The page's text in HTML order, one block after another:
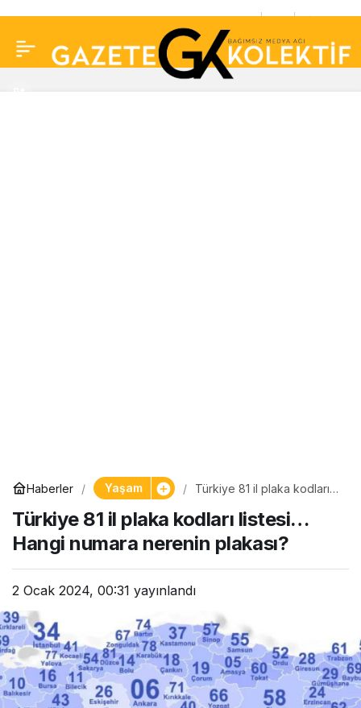
Haberler Yaşam
Türkiye 81 il plaka kodları
nerenin plakası?
Türkiye 81 il plaka kodları listesi…
Hangi numara nerenin plakası?
2 Ocak 2024, 00:31 yayınlandı
kalamadı: ‘Hilafet